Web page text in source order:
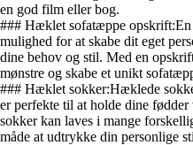
en god film eller bog.
### Hæklet sofatæppe
mulighed for at skabe dit eget
dine behov og stil. Med en
mønstre og skabe et unikt
### Hæklet sokker:Hæklede
er perfekte til at holde dine
sokker kan laves i mange
måde at udtrykke din personlige